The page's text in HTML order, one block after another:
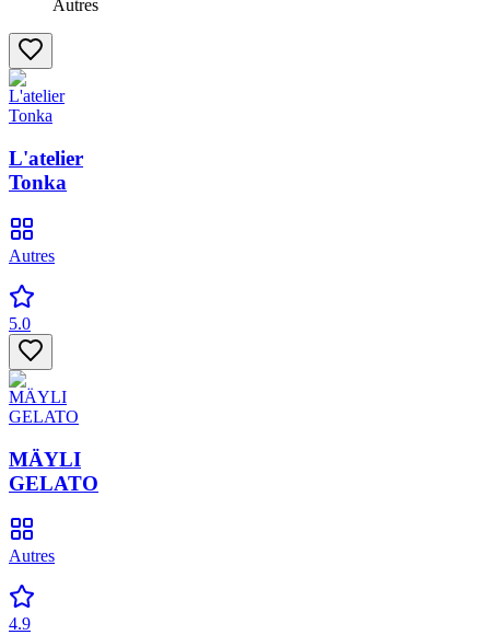
Autres
L'atelier
Tonka
Autres
5.0
MÄYLI
GELATO
Autres
4.9